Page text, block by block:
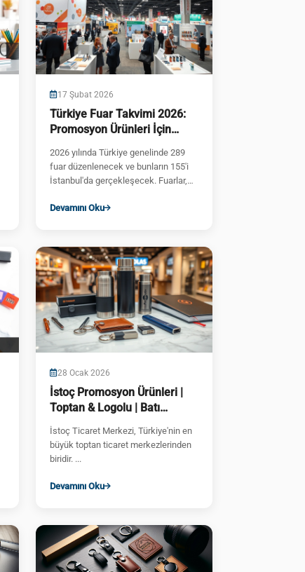
17 Şubat 2026
Türkiye Fuar Takvimi 2026:
Promosyon Ürünleri İçin
2026 yılında Türkiye genelinde 289
fuar düzenlenecek ve bunların 155'i
İstanbul'da gerçekleşecek. Fuarlar,
Devamını Oku
28 Ocak 2026
İstoç Promosyon Ürünleri |
Toptan & Logolu | Batı
Promosyon
İstoç Ticaret Merkezi, Türkiye'nin en
büyük toptan ticaret merkezlerinden
biridir. ...
Devamını Oku